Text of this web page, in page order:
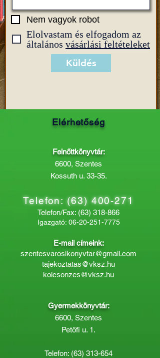
Nem vagyok robot
Elolvastam és elfogadom az
általános vásárlási feltételeket
Küldés
Elérhetőség
Felnőttkönyvtár:
6600, Szentes
Kossuth u. 33-35.
Telefon:(63) 400-271
Telefon/Fax: (63) 318-866
Igazgató: 06-20-251-7775
E-mail címeink:
szentesvarosikonyvtar@gmail.com
tajekoztatas@vksz.hu
kolcsonzes@vksz.hu
Gyermekkönyvtár:
6600, Szentes
Petőfi u. 1.
Telefon: (63) 313-654